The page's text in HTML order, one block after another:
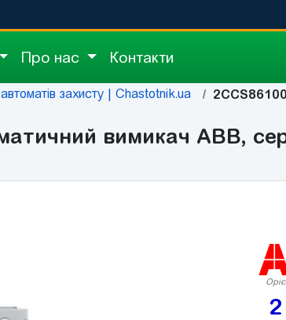
Про нас Контакти
захисту | Chastotnik.ua
вимикач ABB,